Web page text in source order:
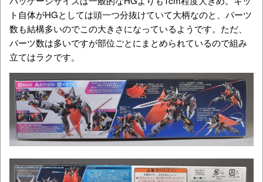
ト自体がHGとしては頭一つ分抜けていて大柄なのと、パーツ
数も結構多いのでこの大きさになっているようです。ただ、
パーツ数は多いですが部位ごとにまとめられているので組み
立てはラクです。